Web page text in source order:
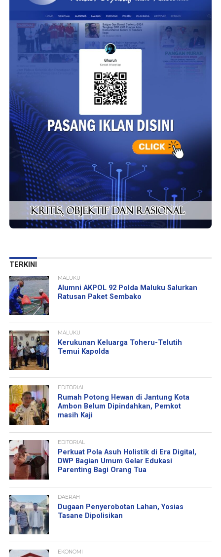
TERKINI
MALUKU
Alumni AKPOL 92 Polda Maluku Salurkan
Ratusan Paket Sembako
MALUKU
Kerukunan Keluarga Toheru-Telutih
Temui Kapolda
EDITORIAL
Rumah Potong Hewan di Jantung Kota
Ambon Belum Dipindahkan, Pemkot
masih Kaji
EDITORIAL
Perkuat Pola Asuh Holistik di Era Digital,
DWP Bagian Umum Gelar Edukasi
Parenting Bagi Orang Tua
DAERAH
Dugaan Penyerobotan Lahan, Yosias
Tasane Dipolisikan
EKONOMI